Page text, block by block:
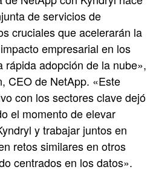
de servicios de
cruciales que acelerarán la
empresarial en los
rápida adopción de la nube»,
CEO de NetApp. «Este
con los sectores clave dejó
el momento de elevar
y trabajar juntos en
retos similares en otros
centrados en los datos».